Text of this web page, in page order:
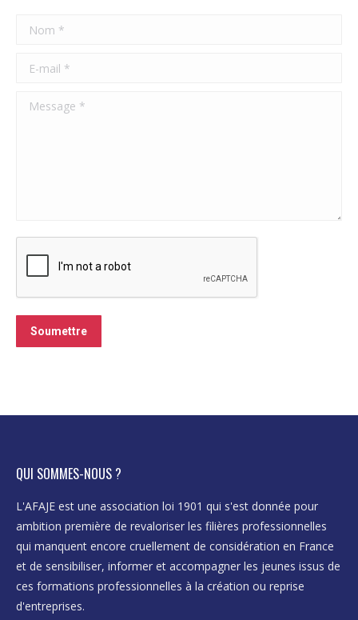
Nom *
E-mail *
Message *
Soumettre
QUI SOMMES-NOUS ?
L'AFAJE est une association loi 1901 qui s'est donnée pour
ambition première de revaloriser les filières professionnelles
qui manquent encore cruellement de considération en France
et de sensibiliser, informer et accompagner les jeunes issus de
ces formations professionnelles à la création ou reprise
d'entreprises.